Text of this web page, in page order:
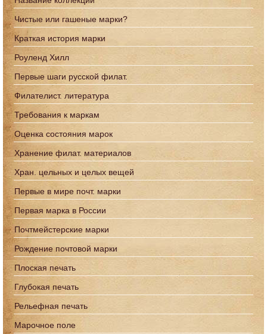
Чистые или гашеные марки?
Краткая история марки
Роуленд Хилл
Первые шаги русской филат.
Филателист. литература
Требования к маркам
Оценка состояния марок
Хранение филат. материалов
Хран. цельных и целых вещей
Первые в мире почт. марки
Первая марка в России
Почтмейстерские марки
Рождение почтовой марки
Плоская печать
Глубокая печать
Рельефная печать
Марочное поле